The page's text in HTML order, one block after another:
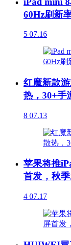
60Hz刷新
5 07.16
红魔新款
热，30+手
8 07.13
苹果将推
首发，秋
4 07.17